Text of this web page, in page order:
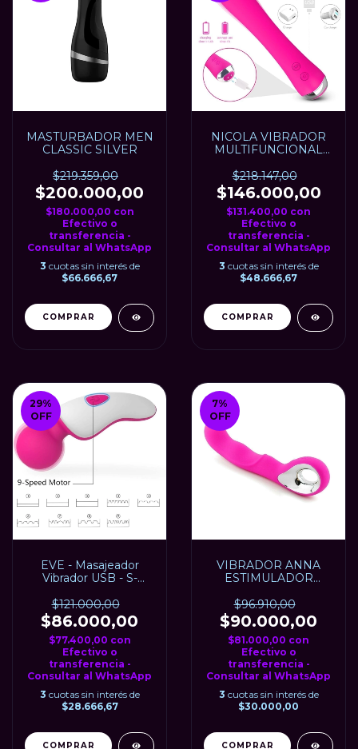
MASTURBADOR MEN
CLASSIC SILVER
$219.359,00
$200.000,00
$180.000,00 con
Efectivo o
transferencia -
Consultar al WhatsApp
3 cuotas sin interés de
$66.666,67
NICOLA VIBRADOR
MULTIFUNCIONAL
RECARGABLE USB
$218.147,00
$146.000,00
$131.400,00 con
Efectivo o
transferencia -
Consultar al WhatsApp
3 cuotas sin interés de
$48.666,67
29%
OFF
EVE - Masajeador
Vibrador USB - S-
$121.000,00
$86.000,00
$77.400,00 con
Efectivo o
transferencia -
Consultar al WhatsApp
3 cuotas sin interés de
$28.666,67
7%
OFF
VIBRADOR ANNA
ESTIMULADOR
RECARGABLE
$96.910,00
$90.000,00
$81.000,00 con
Efectivo o
transferencia -
Consultar al WhatsApp
3 cuotas sin interés de
$30.000,00